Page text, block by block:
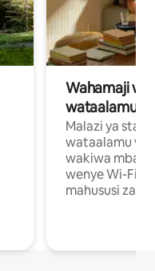
Wahamaji
wataalamu
Malazi ya
wataalamu
wakiwa mbali
wenye Wi-Fi
mahususi za